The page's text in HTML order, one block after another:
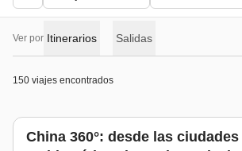
Ver por Itinerarios Salidas
150 viajes encontrados
China 360°: desde las